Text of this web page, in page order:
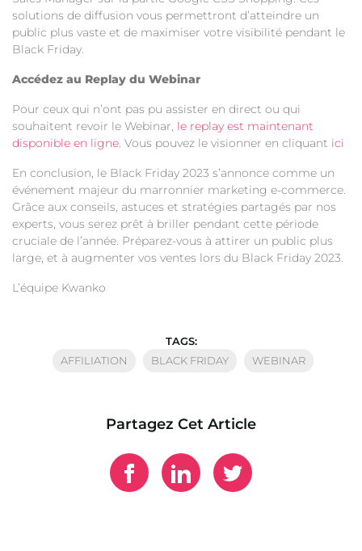
solutions de diffusion vous permettront d’atteindre un
public plus vaste et de maximiser votre visibilité pendant le
Black Friday.
Accédez au Replay du Webinar
Pour ceux qui n’ont pas pu assister en direct ou qui
souhaitent revoir le Webinar, le replay est maintenant
disponible en ligne. Vous pouvez le visionner en cliquant ici
En conclusion, le Black Friday 2023 s’annonce comme un
événement majeur du marronnier marketing e-commerce.
Grâce aux conseils, astuces et stratégies partagés par nos
experts, vous serez prêt à briller pendant cette période
cruciale de l’année. Préparez-vous à attirer un public plus
large, et à augmenter vos ventes lors du Black Friday 2023.
L’équipe Kwanko
TAGS:
AFFILIATION
BLACK FRIDAY WEBINAR
Partagez Cet Article